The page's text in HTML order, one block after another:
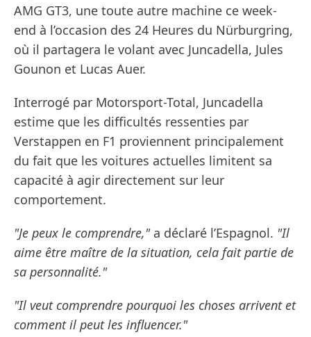
AMG GT3, une toute autre machine ce week-
end à l’occasion des 24 Heures du Nürburgring,
où il partagera le volant avec Juncadella, Jules
Gounon et Lucas Auer.
Interrogé par Motorsport-Total, Juncadella
estime que les difficultés ressenties par
Verstappen en F1 proviennent principalement
du fait que les voitures actuelles limitent sa
capacité à agir directement sur leur
comportement.
"Je peux le comprendre,"a déclaré l’Espagnol. "Il
aime être maître de la situation, cela fait partie de
sa personnalité."
"Il veut comprendre pourquoi les choses arrivent et
comment il peut les influencer."